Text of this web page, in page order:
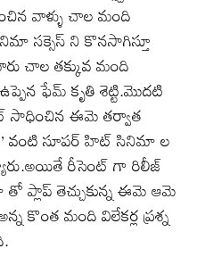
వాళ్ళు చాల మంది
సక్సెస్ ని కొనసాగిస్తూ
చాల తక్కువ మంది
ఫేమ్ కృతి శెట్టి.మొదటి
సాధించిన ఈమె తర్వాత
వంటి సూపర్ హిట్ సినిమా ల
రీసెంట్ గా రిలీజ్
ప్లాప్ తెచ్చుకున్న ఈమె ఆమె
కొంత మంది విలేకర్ల ప్రశ్న